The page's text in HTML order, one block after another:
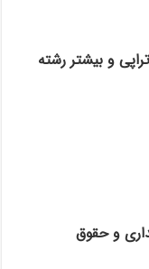
و بیشتر رشته
و حقوق